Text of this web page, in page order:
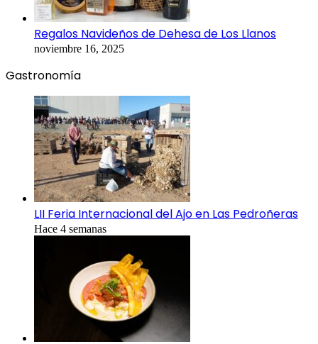
Regalos Navideños de Dehesa de Los Llanos
noviembre 16, 2025
Gastronomía
LII Feria Internacional del Ajo en Las Pedroñeras
Hace 4 semanas